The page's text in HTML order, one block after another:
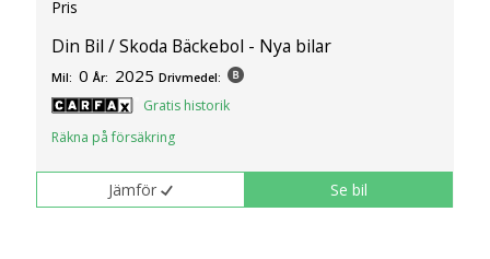
Pris
Din Bil / Skoda Bäckebol - Nya bilar
Mil: 0 År: 2025 Drivmedel:
Gratis historik
Räkna på försäkring
Jämför Se bil